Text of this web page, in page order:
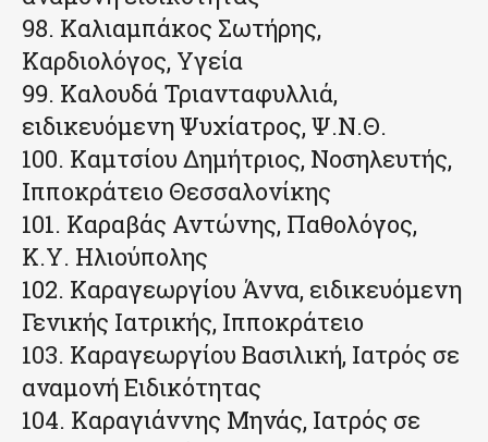
98. Καλιαμπάκος Σωτήρης,
Καρδιολόγος, Υγεία
99. Καλουδά Τριανταφυλλιά,
ειδικευόμενη Ψυχίατρος, Ψ.Ν.Θ.
100. Καμτσίου Δημήτριος, Νοσηλευτής,
Ιπποκράτειο Θεσσαλονίκης
101. Καραβάς Αντώνης, Παθολόγος,
Κ.Υ. Ηλιούπολης
102. Καραγεωργίου Άννα, ειδικευόμενη
Γενικής Ιατρικής, Ιπποκράτειο
103. Καραγεωργίου Βασιλική, Ιατρός σε
αναμονή Ειδικότητας
104. Καραγιάννης Μηνάς, Ιατρός σε